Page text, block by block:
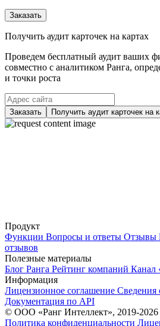
Заказать
Получить аудит карточек на картах
Проведем бесплатный аудит ваших
совместно с аналитиком Ранга,
и точки роста
Заказать Получить аудит карточек на
Продукт
Функции Вопросы и ответы Отзывы
отзывов
Полезные материалы
Блог Ранга Рейтинг компаний Канал
Информация
Лицензионное соглашение Сведения
Документация по API
© ООО «Ранг Интеллект», 2019-2026
Политика конфиденциальности